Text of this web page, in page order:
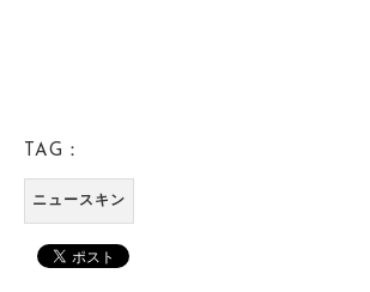
TAG：
ニュースキン